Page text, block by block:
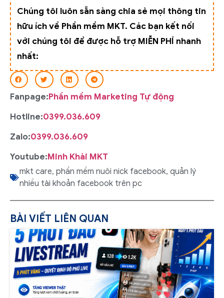
Chúng tôi luôn sẵn sàng chia sẻ mọi thông tin
hữu ích về Phần mềm MKT. Các bạn kết nối
với chúng tôi để được hỗ trợ MIỄN PHÍ nhanh
nhất:
Fanpage:Phần mềm Marketing Tự động
Hotline:0399.036.609
Zalo:0399.036.609
Youtube:Minh Khải MKT
mkt care, phần mềm nuôi nick facebook, quản lý
nhiều tài khoản facebook trên pc
BÀI VIẾT LIÊN QUAN